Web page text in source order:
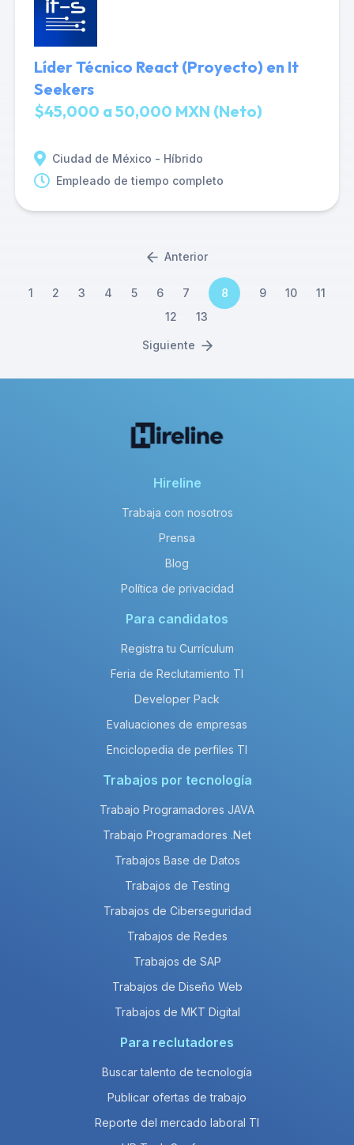
Líder Técnico React (Proyecto) en It
Seekers
$45,000 a 50,000 MXN (Neto)
Ciudad de México - Híbrido
Empleado de tiempo completo
Anterior
1 2 3 4 5 6 7 8 9 10
11
12
13
Siguiente
Hireline
Trabaja con nosotros
Prensa
Blog
Política de privacidad
Para candidatos
Registra tu Currículum
Feria de Reclutamiento TI
Developer Pack
Evaluaciones de empresas
Enciclopedia de perfiles TI
Trabajos por tecnología
Trabajo Programadores JAVA
Trabajo Programadores .Net
Trabajos Base de Datos
Trabajos de Testing
Trabajos de Ciberseguridad
Trabajos de Redes
Trabajos de SAP
Trabajos de Diseño Web
Trabajos de MKT Digital
Para reclutadores
Buscar talento de tecnología
Publicar ofertas de trabajo
Reporte del mercado laboral TI